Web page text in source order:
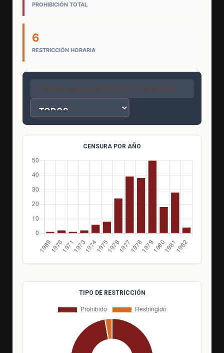
PROHIBICIÓN TOTAL
6
RESTRICCIÓN HORARIA
CENSURA POR AÑO
TIPO DE RESTRICCIÓN